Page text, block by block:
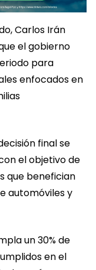
Carlos Irán
el gobierno
para
enfocados en
final se
el objetivo de
que benefician
automóviles y
un 30% de
en el